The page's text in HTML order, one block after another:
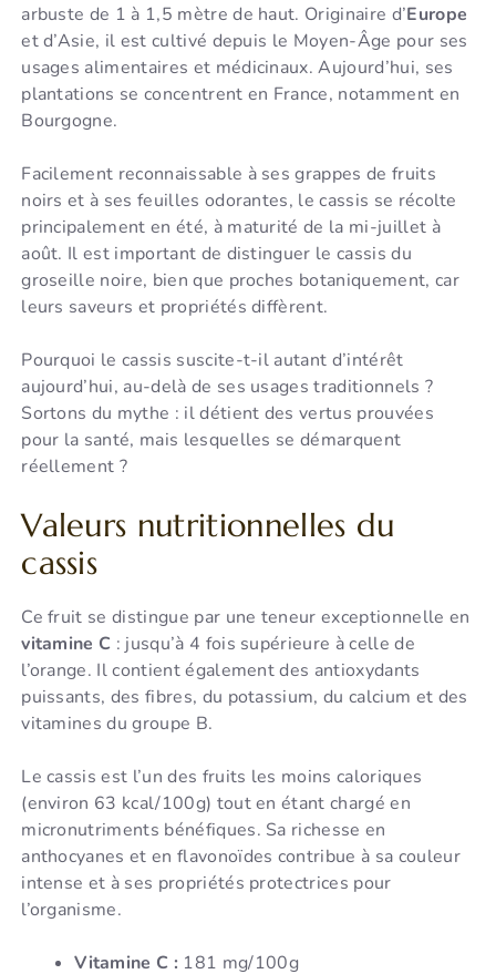
arbuste de 1 à 1,5 mètre de haut. Originaire d’Europe
et d’Asie, il est cultivé depuis le Moyen-Âge pour ses
usages alimentaires et médicinaux. Aujourd’hui, ses
plantations se concentrent en France, notamment en
Bourgogne.
Facilement reconnaissable à ses grappes de fruits
noirs et à ses feuilles odorantes, le cassis se récolte
principalement en été, à maturité de la mi-juillet à
août. Il est important de distinguer le cassis du
groseille noire, bien que proches botaniquement, car
leurs saveurs et propriétés diffèrent.
Pourquoi le cassis suscite-t-il autant d’intérêt
aujourd’hui, au-delà de ses usages traditionnels ?
Sortons du mythe : il détient des vertus prouvées
pour la santé, mais lesquelles se démarquent
réellement ?
Valeurs nutritionnelles du
cassis
Ce fruit se distingue par une teneur exceptionnelle en
vitamine C : jusqu’à 4 fois supérieure à celle de
l’orange. Il contient également des antioxydants
puissants, des fibres, du potassium, du calcium et des
vitamines du groupe B.
Le cassis est l’un des fruits les moins caloriques
(environ 63 kcal/100g) tout en étant chargé en
micronutriments bénéfiques. Sa richesse en
anthocyanes et en flavonoïdes contribue à sa couleur
intense et à ses propriétés protectrices pour
l’organisme.
Vitamine C : 181 mg/100g